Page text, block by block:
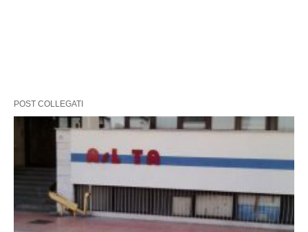
POST COLLEGATI